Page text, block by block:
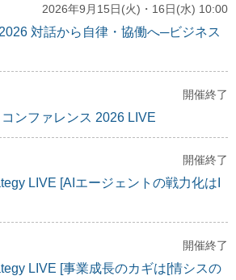
2026年9月15日(火)・16日(水) 10:00
対話から自律・協働へ─ビジネス
開催終了
ンファレンス 2026 LIVE
開催終了
LIVE [AIエージェントの戦力化はI
開催終了
LIVE [事業成長のカギは[情シスの